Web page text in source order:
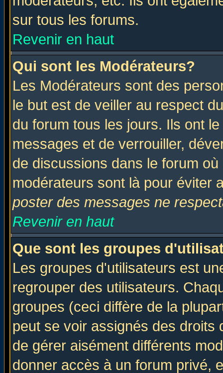
sur tous les forums.
Revenir en haut
Qui sont les Modérateurs?
Les Modérateurs sont des
le but est de veiller au respect
du forum tous les jours. Ils ont
messages et de verrouiller,
de discussions dans le forum
modérateurs sont là pour éviter
poster des messages ne
Revenir en haut
Que sont les groupes
Les groupes d'utilisateurs est
regrouper des utilisateurs.
groupes (ceci diffère de la
peut se voir assignés des
de gérer aisément différents
donner accès à un forum privé,